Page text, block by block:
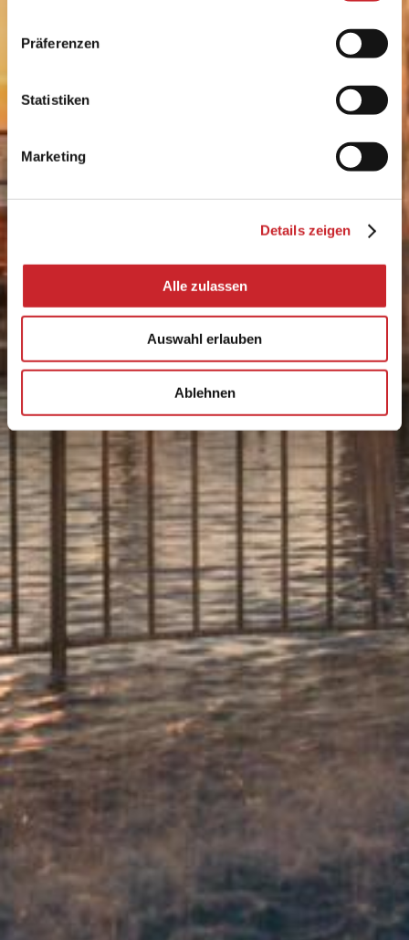
Präferenzen
Statistiken
Marketing
Details zeigen
Alle zulassen
Auswahl erlauben
Ablehnen
SPA & Wellness